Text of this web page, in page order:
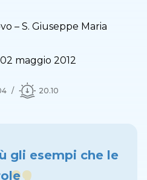
– S. Giuseppe Maria
maggio 2012
20.10
gli esempi che le